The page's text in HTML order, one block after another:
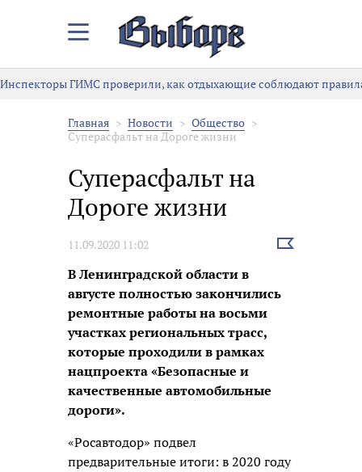
Закрыть/
меню
Инспекторы ГИМС проверили, как отдыхающие соблюдают
Главная Новости
Общество
Суперасфальт на Дороге жизни
Суперасфальт на
Дороге жизни
11.09.2020 11:02
Выбрать
В Ленинградской области в
августе полностью закончились
ремонтные работы на восьми
участках региональных трасс,
которые проходили в рамках
нацпроекта «Безопасные и
качественные автомобильные
дороги».
«Росавтодор» подвел
предварительные итоги: в 2020 году